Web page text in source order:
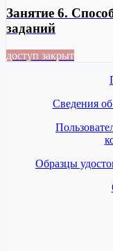
Занятие 6.
заданий
доступ закрыт
Сведения
Образцы